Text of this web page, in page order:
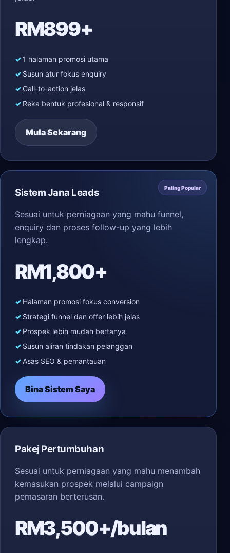
RM899+
1 halaman promosi utama
Susun atur fokus enquiry
Call-to-action jelas
Reka bentuk profesional & responsif
Mula Sekarang
Paling Popular
Sistem Jana Leads
Sesuai untuk perniagaan yang mahu funnel,
enquiry dan proses follow-up yang lebih
lengkap.
RM1,800+
Halaman promosi fokus conversion
Strategi funnel dan offer lebih jelas
Prospek lebih mudah bertanya
Susun aliran tindakan pelanggan
Asas SEO & pemantauan
Bina Sistem Saya
Pakej Pertumbuhan
Sesuai untuk perniagaan yang mahu menambah
kemasukan prospek melalui campaign
pemasaran berterusan.
RM3,500+/bulan